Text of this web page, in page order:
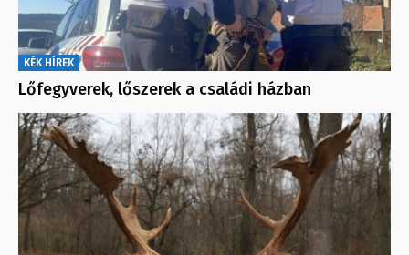
KÉK HÍREK
Lőfegyverek, lőszerek a családi házban